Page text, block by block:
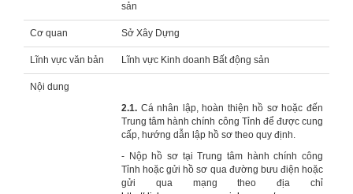
sản
Cơ quan Sở Xây Dựng
Lĩnh vực văn bản Lĩnh vực Kinh doanh Bất động sản
Nội dung
2.1. Cá nhân lập, hoàn thiện hồ sơ hoặc đến
Trung tâm hành chính công Tỉnh để được cung
cấp, hướng dẫn lập hồ sơ theo quy định.
- Nộp hồ sơ tại Trung tâm hành chính công
Tỉnh hoặc gửi hồ sơ qua đường bưu điện hoặc
gửi qua mạng theo địa chỉ